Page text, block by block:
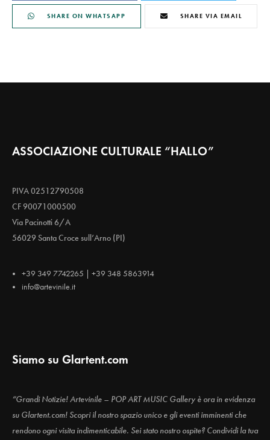
SHARE ON WHATSAPP SHARE VIA EMAIL
ASSOCIAZIONE CULTURALE “HALLO”
PIVA 02512790508
CF 90071000500
Via Pacinotti 6/A
56029 Santa Croce sull’Arno (PI)
+39 349 7742265 | +39 348 5863914
info@artevinile.it
Siamo su Glartent.com
“Grandi Notizie! Artevinile – POP ART MUSIC Gallery è ora in evidenza
su Glartent.com! Scopri il nostro spazio unico e gli eventi imminenti che
rendono ogni visita indimenticabile. Sei stato nostro ospite? Condividi la tua